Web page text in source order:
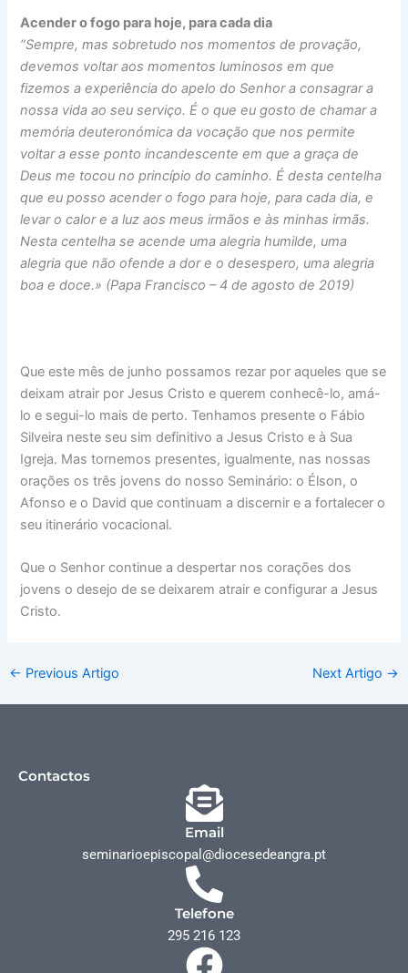
Acender o fogo para hoje, para cada dia
“Sempre, mas sobretudo nos momentos de provação,
devemos voltar aos momentos luminosos em que
fizemos a experiência do apelo do Senhor a consagrar a
nossa vida ao seu serviço. É o que eu gosto de chamar a
memória deuteronómica da vocação que nos permite
voltar a esse ponto incandescente em que a graça de
Deus me tocou no princípio do caminho. É desta centelha
que eu posso acender o fogo para hoje, para cada dia, e
levar o calor e a luz aos meus irmãos e às minhas irmãs.
Nesta centelha se acende uma alegria humilde, uma
alegria que não ofende a dor e o desespero, uma alegria
boa e doce.» (Papa Francisco – 4 de agosto de 2019)
Que este mês de junho possamos rezar por aqueles que se
deixam atrair por Jesus Cristo e querem conhecê-lo, amá-
lo e segui-lo mais de perto. Tenhamos presente o Fábio
Silveira neste seu sim definitivo a Jesus Cristo e à Sua
Igreja. Mas tornemos presentes, igualmente, nas nossas
orações os três jovens do nosso Seminário: o Élson, o
Afonso e o David que continuam a discernir e a fortalecer o
seu itinerário vocacional.
Que o Senhor continue a despertar nos corações dos
jovens o desejo de se deixarem atrair e configurar a Jesus
Cristo.
← Previous Artigo Next Artigo →
Contactos
Email
seminarioepiscopal@diocesedeangra.pt
Telefone
295 216 123